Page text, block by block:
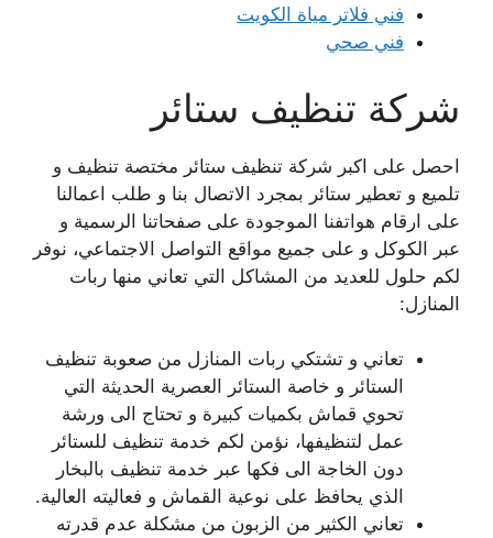
فني فلاتر مياة الكويت
فني صحي
شركة تنظيف ستائر
احصل على اكبر شركة تنظيف ستائر مختصة تنظيف و
تلميع و تعطير ستائر بمجرد الاتصال بنا و طلب اعمالنا
على ارقام هواتفنا الموجودة على صفحاتنا الرسمية و
عبر الكوكل و على جميع مواقع التواصل الاجتماعي، نوفر
لكم حلول للعديد من المشاكل التي تعاني منها ربات
المنازل:
تعاني و تشتكي ربات المنازل من صعوبة تنظيف
الستائر و خاصة الستائر العصرية الحديثة التي
تحوي قماش بكميات كبيرة و تحتاج الى ورشة
عمل لتنظيفها، نؤمن لكم خدمة تنظيف للستائر
دون الخاجة الى فكها عبر خدمة تنظيف بالبخار
الذي يحافظ على نوعية القماش و فعاليته العالية.
تعاني الكثير من الزبون من مشكلة عدم قدرته